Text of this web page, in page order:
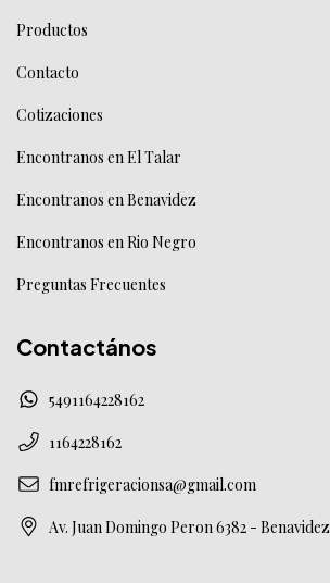
Productos
Contacto
Cotizaciones
Encontranos en El Talar
Encontranos en Benavidez
Encontranos en Rio Negro
Preguntas Frecuentes
Contactános
5491164228162
1164228162
fmrefrigeracionsa@gmail.com
Av. Juan Domingo Peron 6382 - Benavidez